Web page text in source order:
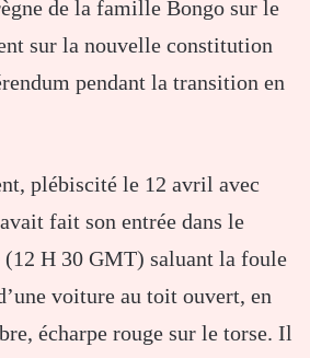
de la famille Bongo sur le
sur la nouvelle constitution
pendant la transition en
plébiscité le 12 avril avec
fait son entrée dans le
(12 H 30 GMT) saluant la foule
voiture au toit ouvert, en
écharpe rouge sur le torse. Il